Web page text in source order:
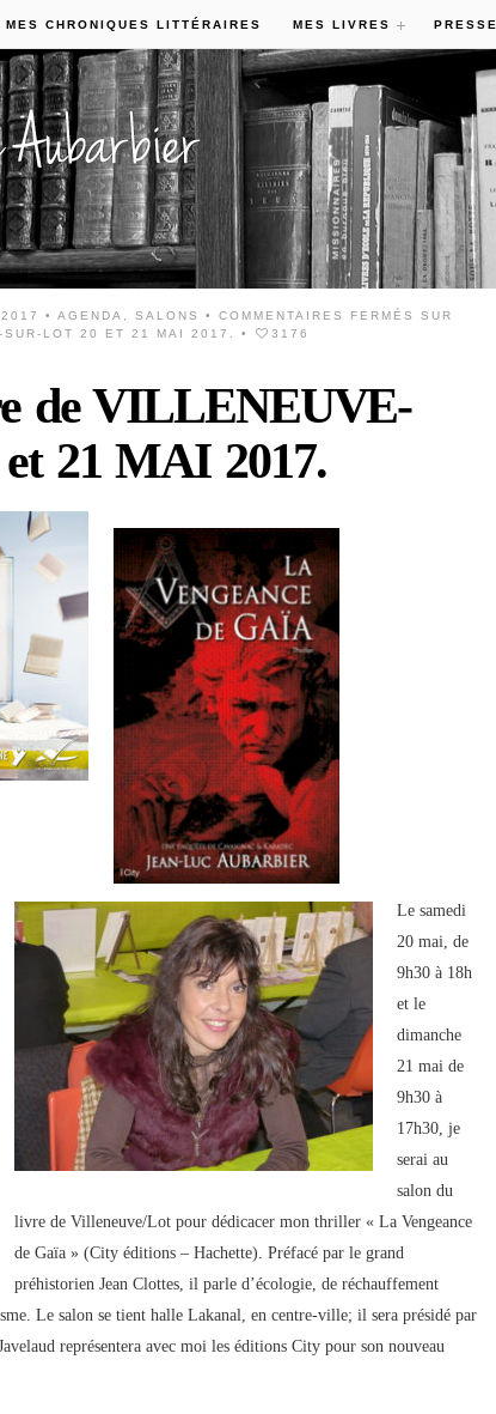
MES CHRONIQUES LITTÉRAIRES MES LIVRES PRESSE
2017 •AGENDA ,SALONS •COMMENTAIRES FERMÉS
SUR
LOT 20 ET 21 MAI 2017.
• 3176
de VILLENEUVE-
21 MAI 2017.
Le samedi
20 mai, de
9h30 à 18h
et le
dimanche
21 mai de
9h30 à
17h30, je
serai au
salon du
livre de Villeneuve/Lot pour dédicacer mon thriller « La Vengeance
de Gaïa » (City éditions – Hachette). Préfacé par le grand
préhistorien Jean Clottes, il parle d’écologie, de réchauffement
Le salon se tient halle Lakanal, en centre-ville; il sera présidé par
représentera avec moi les éditions City pour son nouveau